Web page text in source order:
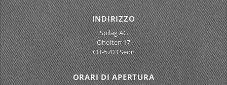
INDIRIZZO
Spilag AG
Oholten 17
CH-5703 Seon
ORARI DI APERTURA